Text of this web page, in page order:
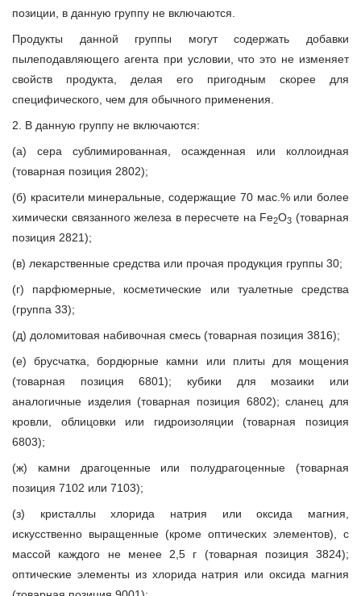
позиции, в данную группу не включаются.
Продукты данной группы могут содержать добавки
пылеподавляющего агента при условии, что это не изменяет
свойств продукта, делая его пригодным скорее для
специфического, чем для обычного применения.
2. В данную группу не включаются:
(а) сера сублимированная, осажденная или коллоидная
(товарная позиция 2802);
(б) красители минеральные, содержащие 70 мас.% или более
химически связанного железа в пересчете на Fe2O3 (товарная
позиция 2821);
(в) лекарственные средства или прочая продукция группы 30;
(г) парфюмерные, косметические или туалетные средства
(группа 33);
(д) доломитовая набивочная смесь (товарная позиция 3816);
(е) брусчатка, бордюрные камни или плиты для мощения
(товарная позиция 6801); кубики для мозаики или
аналогичные изделия (товарная позиция 6802); сланец для
кровли, облицовки или гидроизоляции (товарная позиция
6803);
(ж) камни драгоценные или полудрагоценные (товарная
позиция 7102 или 7103);
(з) кристаллы хлорида натрия или оксида магния,
искусственно выращенные (кроме оптических элементов), с
массой каждого не менее 2,5 г (товарная позиция 3824);
оптические элементы из хлорида натрия или оксида магния